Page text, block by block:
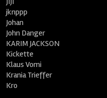
jknppp
Johan
John Danger
KARIM JACKSON
Kickette
Klaus Vomi
Krania Trieffer
Kro